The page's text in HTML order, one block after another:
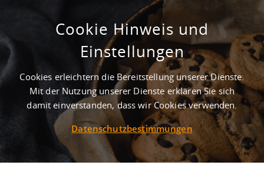
Top Lage! Attraktive Logistikflächen
zur Vermietung
DuisburgDuisburg, Deutschland
MERKEN VERGLEICHEN EXPORT PDF
Cookie Hinweis und
Einstellungen
Cookies erleichtern die Bereitstellung unserer Dienste.
Mit der Nutzung unserer Dienste erklären Sie sich
damit einverstanden, dass wir Cookies verwenden.
Datenschutzbestimmungen